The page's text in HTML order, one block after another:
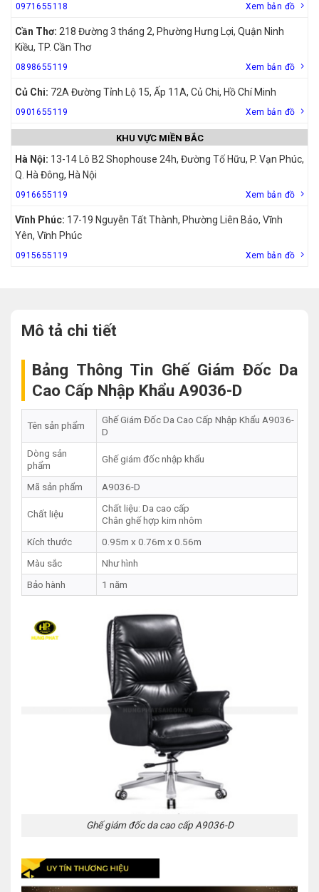
0971655118 Xem bản đồ
Cần Thơ: 218 Đường 3 tháng 2, Phường Hưng Lợi, Quận Ninh
Kiều, TP. Cần Thơ
0898655119 Xem bản đồ
Củ Chi: 72A Đường Tỉnh Lộ 15, Ấp 11A, Củ Chi, Hồ Chí Minh
0901655119 Xem bản đồ
KHU VỰC MIỀN BẮC
Hà Nội: 13-14 Lô B2 Shophouse 24h, Đường Tố Hữu, P. Vạn Phúc,
Q. Hà Đông, Hà Nội
0916655119 Xem bản đồ
Vĩnh Phúc: 17-19 Nguyễn Tất Thành, Phường Liên Bảo, Vĩnh
Yên, Vĩnh Phúc
0915655119 Xem bản đồ
Mô tả chi tiết
Bảng Thông Tin Ghế Giám Đốc Da
Cao Cấp Nhập Khẩu A9036-D
Tên sản phẩm
Ghế Giám Đốc Da Cao Cấp Nhập Khẩu A9036-
D
Dòng sản
phẩm
Ghế giám đốc nhập khẩu
Mã sản phẩm A9036-D
Chất liệu
Chất liệu: Da cao cấp
Chân ghế hợp kim nhôm
Kích thước
0.95m x 0.76m x 0.56m
Màu sắc
Như hình
Bảo hành
1 năm
Ghế giám đốc da cao cấp A9036-D